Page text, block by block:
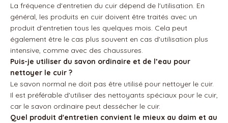
La fréquence d'entretien du cuir dépend de l'utilisation. En
général, les produits en cuir doivent être traités avec un
produit d'entretien tous les quelques mois. Cela peut
également être le cas plus souvent en cas d'utilisation plus
intensive, comme avec des chaussures.
Puis-je utiliser du savon ordinaire et de l’eau pour
nettoyer le cuir ?
Le savon normal ne doit pas être utilisé pour nettoyer le cuir.
Il est préférable d'utiliser des nettoyants spéciaux pour le cuir,
car le savon ordinaire peut dessécher le cuir.
Quel produit d'entretien convient le mieux au daim et au